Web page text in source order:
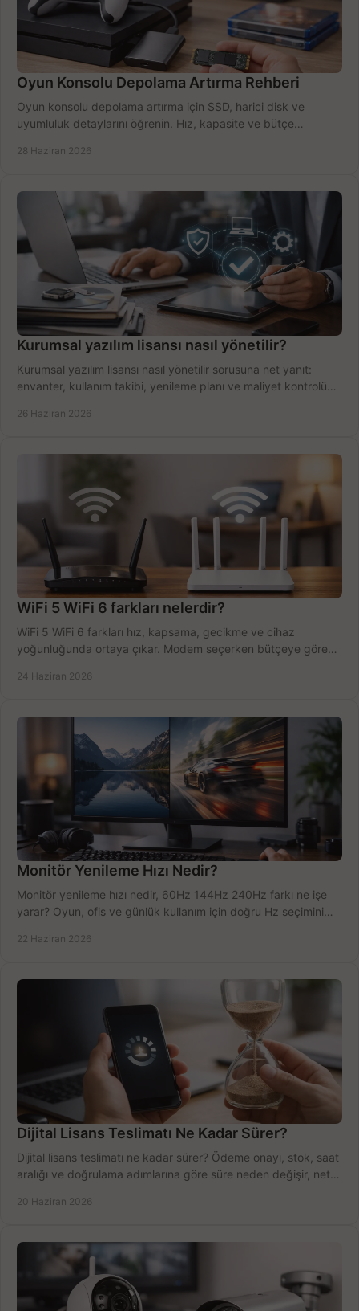
Oyun Konsolu Depolama Artırma Rehberi
Oyun konsolu depolama artırma için SSD, harici disk ve
uyumluluk detaylarını öğrenin. Hız, kapasite ve bütçe
28 Haziran 2026
Kurumsal yazılım lisansı nasıl yönetilir?
Kurumsal yazılım lisansı nasıl yönetilir sorusuna net yanıt:
envanter, kullanım takibi, yenileme planı ve maliyet kontrolü
26 Haziran 2026
WiFi 5 WiFi 6 farkları nelerdir?
WiFi 5 WiFi 6 farkları hız, kapsama, gecikme ve cihaz
yoğunluğunda ortaya çıkar. Modem seçerken bütçeye göre
24 Haziran 2026
Monitör Yenileme Hızı Nedir?
Monitör yenileme hızı nedir, 60Hz 144Hz 240Hz farkı ne işe
yarar? Oyun, ofis ve günlük kullanım için doğru Hz seçimini
22 Haziran 2026
Dijital Lisans Teslimatı Ne Kadar Sürer?
Dijital lisans teslimatı ne kadar sürer? Ödeme onayı, stok, saat
aralığı ve doğrulama adımlarına göre süre neden değişir, net
20 Haziran 2026